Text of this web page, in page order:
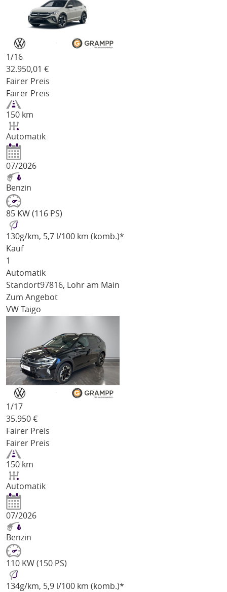
1/16
32.950,01 €
Fairer Preis
Fairer Preis
150 km
Automatik
07/2026
Benzin
85 KW (116 PS)
130g/km, 5,7 l/100 km (komb.)*
Kauf
1
Automatik
Standort97816, Lohr am Main
Zum Angebot
VW Taigo
1/17
35.950 €
Fairer Preis
Fairer Preis
150 km
Automatik
07/2026
Benzin
110 KW (150 PS)
134g/km, 5,9 l/100 km (komb.)*